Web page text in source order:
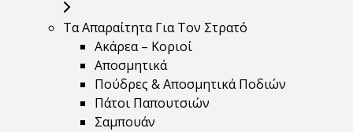
Τα Απαραίτητα Για Τον Στρατό
Ακάρεα – Κοριοί
Αποσμητικά
Πούδρες & Αποσμητικά Ποδιών
Πάτοι Παπουτσιών
Σαμπουάν